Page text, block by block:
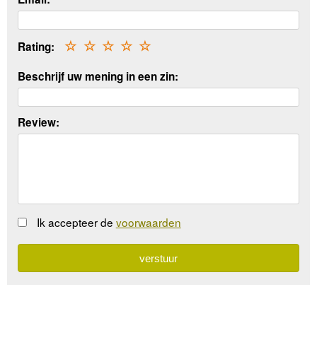
Rating: ☆
☆
☆
☆
☆
Beschrijf uw mening in een zin:
Review:
Ik accepteer de voorwaarden